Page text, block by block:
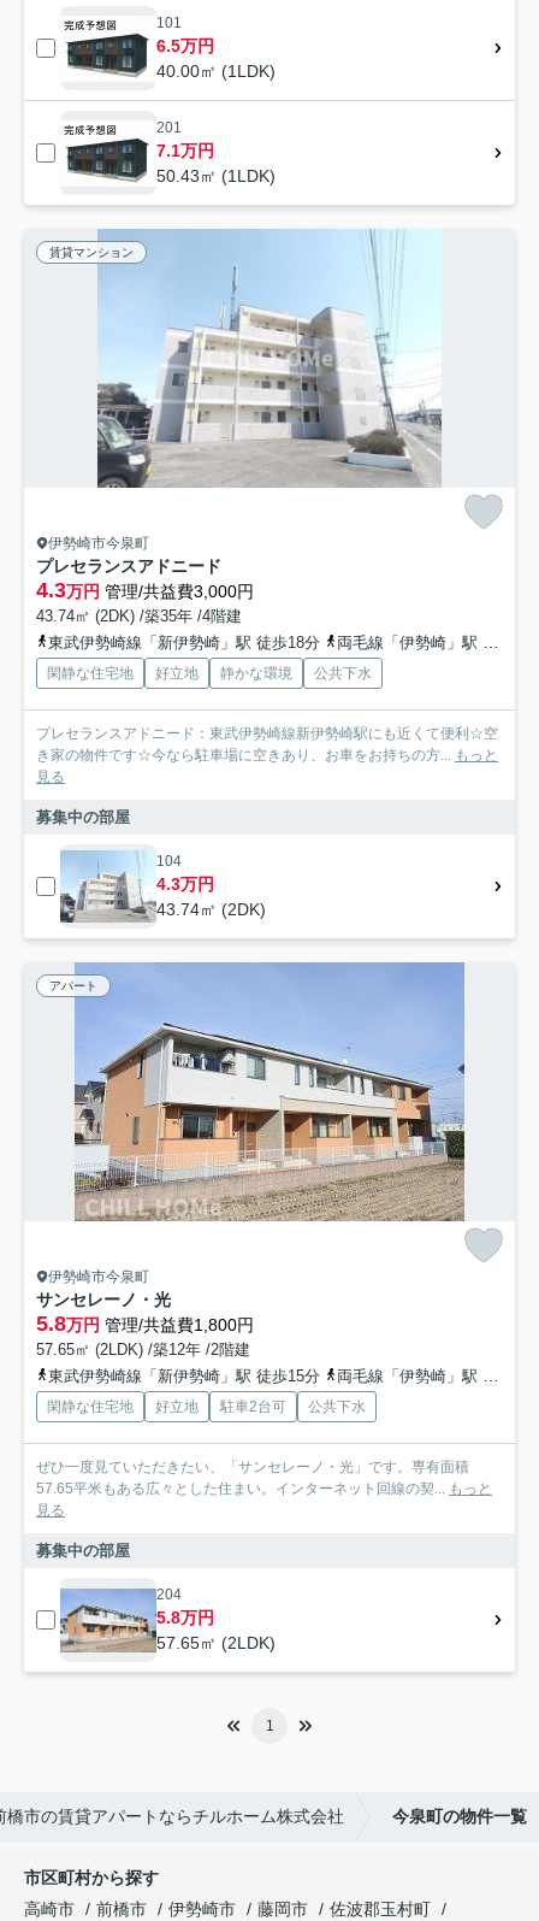
101
6.5万円
40.00㎡ (1LDK)
201
7.1万円
50.43㎡ (1LDK)
賃貸マンション
伊勢崎市今泉町
プレセランスアドニード
4.3万円 管理/共益費3,000円
43.74㎡ (2DK) /築35年 /4階建
東武伊勢崎線「新伊勢崎」駅 徒歩18分
両毛線「伊勢崎」駅 徒歩26分
閑静な住宅地 好立地 静かな環境 公共下水
プレセランスアドニード：東武伊勢崎線新伊勢崎駅にも近くて便利☆空
き家の物件です☆今なら駐車場に空きあり、お車をお持ちの方... もっと
見る
募集中の部屋
104
4.3万円
43.74㎡ (2DK)
アパート
伊勢崎市今泉町
サンセレーノ・光
5.8万円 管理/共益費1,800円
57.65㎡ (2LDK) /築12年 /2階建
東武伊勢崎線「新伊勢崎」駅 徒歩15分
両毛線「伊勢崎」駅 徒歩31分
閑静な住宅地 好立地 駐車2台可 公共下水
ぜひ一度見ていただきたい、「サンセレーノ・光」です。専有面積
57.65平米もある広々とした住まい。インターネット回線の契... もっと
見る
募集中の部屋
204
5.8万円
57.65㎡ (2LDK)
1
橋市の賃貸アパートならチルホーム株式会社 今泉町の物件一覧
市区町村から探す
高崎市
前橋市 伊勢崎市 藤岡市
佐波郡玉村町